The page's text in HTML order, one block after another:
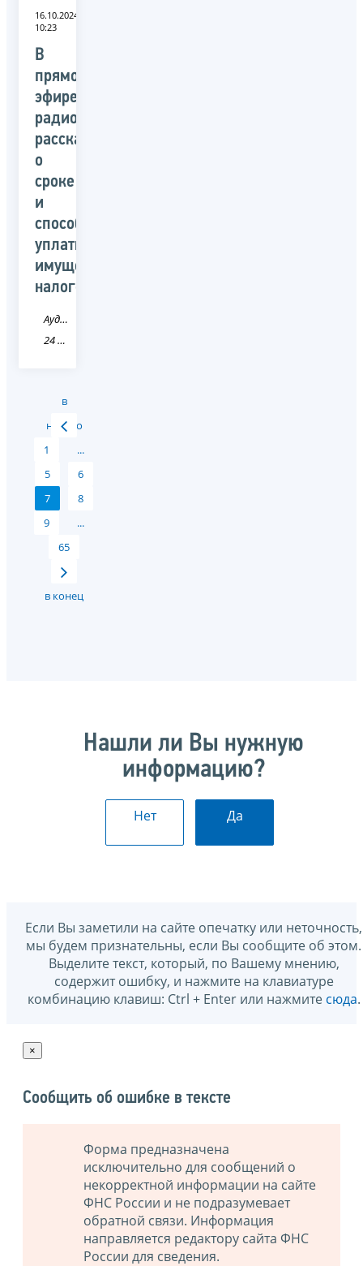
16.10.2024
10:23
В
прямом
эфире
радиослушателям
рассказали
о
сроке
и
способах
уплаты
имущественных
налогов
Аудио
24 Красноярский край
в
начало
1
...
5
6
7
8
9
...
65
в конец
Нашли ли Вы нужную
информацию?
Нет Да
Если Вы заметили на сайте опечатку или неточность,
мы будем признательны, если Вы сообщите об этом.
Выделите текст, который, по Вашему мнению,
содержит ошибку, и нажмите на клавиатуре
комбинацию клавиш: Ctrl + Enter или нажмите сюда.
×
Сообщить об ошибке в тексте
Форма предназначена
исключительно для сообщений о
некорректной информации на сайте
ФНС России и не подразумевает
обратной связи. Информация
направляется редактору сайта ФНС
России для сведения.